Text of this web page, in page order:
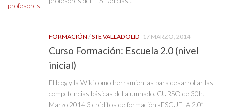
FORMACIÓN /STE VALLADOLID 17 MARZO, 2014
Curso Formación: Escuela 2.0 (nivel
inicial)
El blog y la Wiki como herramientas para desarrollar las
competencias básicas del alumnado. CURSO de 30h.
Marzo 2014 3 créditos de formación «ESCUELA 2.0”